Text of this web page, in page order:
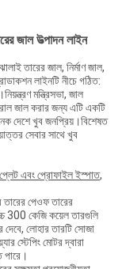
জাল উত্পাদন লাইন
তারের জাল, নির্মাণ জাল,
লাইনটি নীচে গঠিত:
মন্ত্রিসভা, জাল
জাল করার জন্য এটি একটি
দেশে খুব জনপ্রিয়।বিশেষত
সেবার সাথে খুব
এবং প্রোফাইল ইস্পাত,
পেওফ তারের
300 কেজি কয়েল তারগুলি
লোহার তারটি সোজা
স্টেপিং মোটর দ্বারা